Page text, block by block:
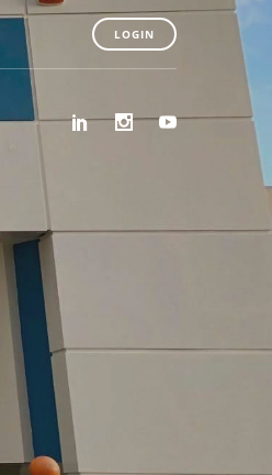
LOGIN